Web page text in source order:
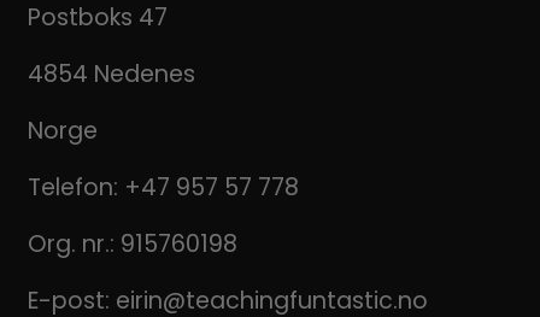
Postboks 47
4854 Nedenes
Norge
Telefon: +47 957 57 778
Org. nr.: 915760198
E-post: eirin@teachingfuntastic.no